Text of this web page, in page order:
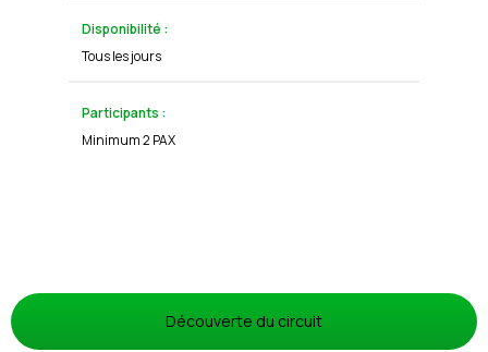
Découverte du circuit
Disponibilité :
Tous les jours
Participants :
Minimum 2 PAX